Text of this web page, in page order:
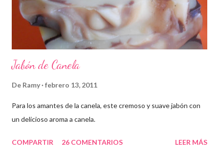
Jabón de Canela
De Ramy febrero 13, 2011
Para los amantes de la canela, este cremoso y suave jabón con
un delicioso aroma a canela.
COMPARTIR 26 COMENTARIOS LEER MÁS